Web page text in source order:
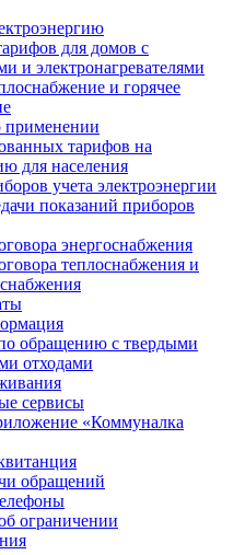
для домов с
и электронагревателями
и горячее
применении
тарифов на
для населения
учета электроэнергии
показаний приборов
энергоснабжения
теплоснабжения и
обращению с твердыми
отходами
сервисы
«Коммуналка
обращений
ограничении